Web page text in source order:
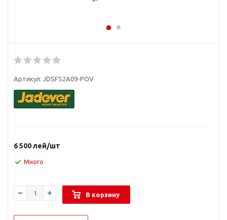
Артикул: JDSFS2A09-POV
6 500лей/шт
Много
В корзину